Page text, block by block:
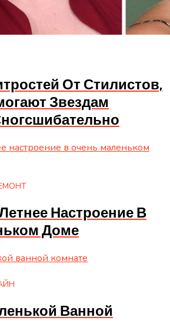
От Стилистов,
Звездам
Настроение В
Доме
Ванной